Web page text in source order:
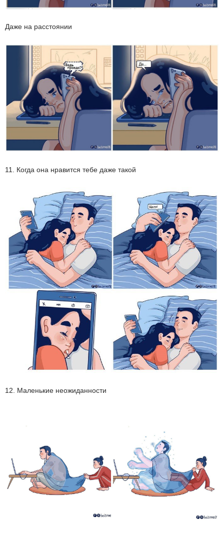
Даже на расстоянии
11. Когда она нравится тебе даже такой
12. Маленькие неожиданности